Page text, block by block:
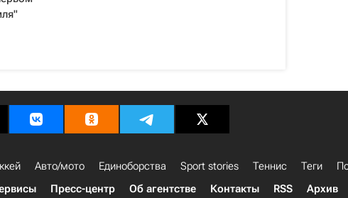
Авто/мото Единоборства Sport stories Теннис Теги
Пресс-центр Об агентстве Контакты RSS Архив